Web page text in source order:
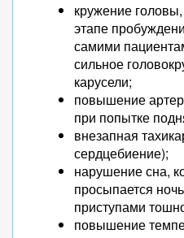
кружение
этапе
самими
сильное
карусели;
повышение
при попытке
внезапная
сердцебиение);
нарушение сна,
просыпается
приступами
повышение